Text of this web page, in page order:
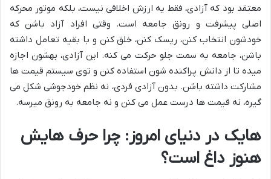
معتقد بود که آزادی، فقط یه ارزش اخلاقی نیست، بلکه موتور محرکه
اصلی پیشرفت و رونق جامعه است. وقتی افراد آزاد باشن که
خودشون انتخاب کنن، ریسک کنن، خلق کنن و با بقیه تعامل داشته
باشن، جامعه به سمت جلو حرکت می کنه. این آزادی، بهشون اجازه
میده تا از دانش پراکنده شون استفاده کنن و توی سیستم قیمت ها
مشارکت داشته باشن. بدون آزادی فردی، نه نظم خودجوشی شکل می
گیره، نه قیمت ها درست عمل می کنن و نه جامعه به رونق میرسه.
هایک در دنیای امروز: چرا حرف هایش
هنوز داغ است؟